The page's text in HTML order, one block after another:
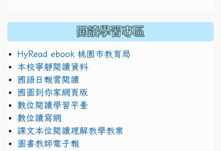
閱讀學習專區
HyRead ebook 桃園市教育局
本校寧靜閱讀資料
國語日報雲閱讀
國圖到你家網頁版
數位閱讀學習平臺
數位讀寫網
課文本位閱讀理解教學教案
圖書教師電子報